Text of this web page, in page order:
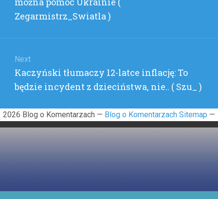
Zegarmistrz_Swiatla )
Next
Next
post:
Kaczyński tłumaczy 12-latce inflację: To
będzie incydent z dzieciństwa, nie.. ( Szu_ )
2026 Blog o Komentarzach — Blog o Komentarzach Sitemap —